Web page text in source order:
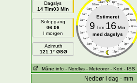
Dagslys
14 Tim03 Min
Solopgang
06:06
I morgen
Azimuth
121.1° ØSØ
11am 1pm
10am 2pm
9am 3pm
8am 4pm
7am 5pm
6am 6pm
5am 7pm
4am 8pm
3am 9pm
2am 10pm
1am 11pm
Estimeret
9 Tim 16 Min
med dagslys
Måne info - Nordlys - Meteorer - Kort - ISS
Nedbør i dag - mm